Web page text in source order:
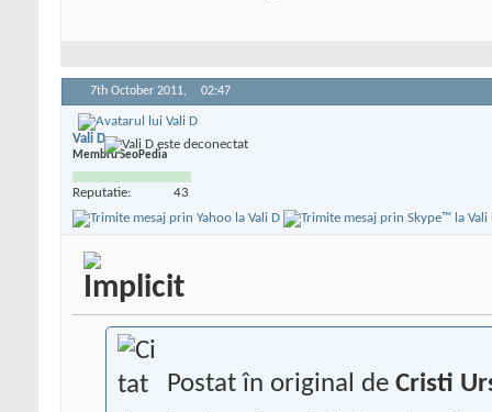
7th October 2011, 02:47
Vali D
Membru SeoPedia
Reputatie: 43
Postat în original de Cristi